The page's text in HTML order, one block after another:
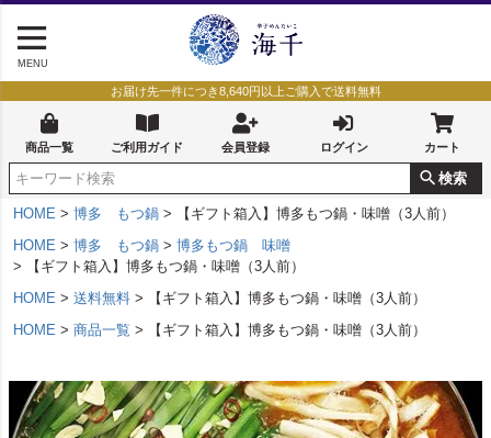
MENU
お届け先一件につき8,640円以上ご購入で送料無料
商品一覧 ご利用ガイド 会員登録 ログイン カート
検索
HOME 博多 もつ鍋
【ギフト箱入】博多もつ鍋・味噌（3人前）
HOME
博多 もつ鍋
博多もつ鍋 味噌
【ギフト箱入】博多もつ鍋・味噌（3人前）
HOME
送料無料
【ギフト箱入】博多もつ鍋・味噌（3人前）
HOME
商品一覧 【ギフト箱入】博多もつ鍋・味噌（3人前）